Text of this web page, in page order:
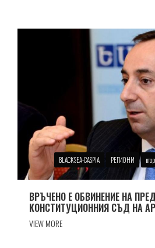
BLACKSEA-CASPIA РЕГИОНИ
ВРЪЧЕНО Е ОБВИНЕНИЕ НА
КОНСТИТУЦИОННИЯ СЪД НА
VIEW MORE